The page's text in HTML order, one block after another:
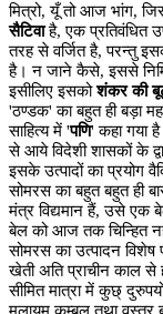
मित्रो, यूँ तो आज भांग,
सैटिवाहै, एक प्रतिवंधित
तरह से वर्जित है, परन्तु
है। न जाने कैसे, इससे
इसीलिए इसकोशंकर की
'ठण्डक' का बहुत ही बड़ा
साहित्य में 'पणि' कहा गया
से आये विदेशी शासकों के
इसके उत्पादों का प्रयोग
सोमरस का बहुत बहुत ही
मंत्र विद्यमान हैं, उसे एक
बेल को आज तक चिन्हित
सोमरस का उत्पादन विशेष
खेती अति प्राचीन काल से
सीमित मात्रा में कुछ्